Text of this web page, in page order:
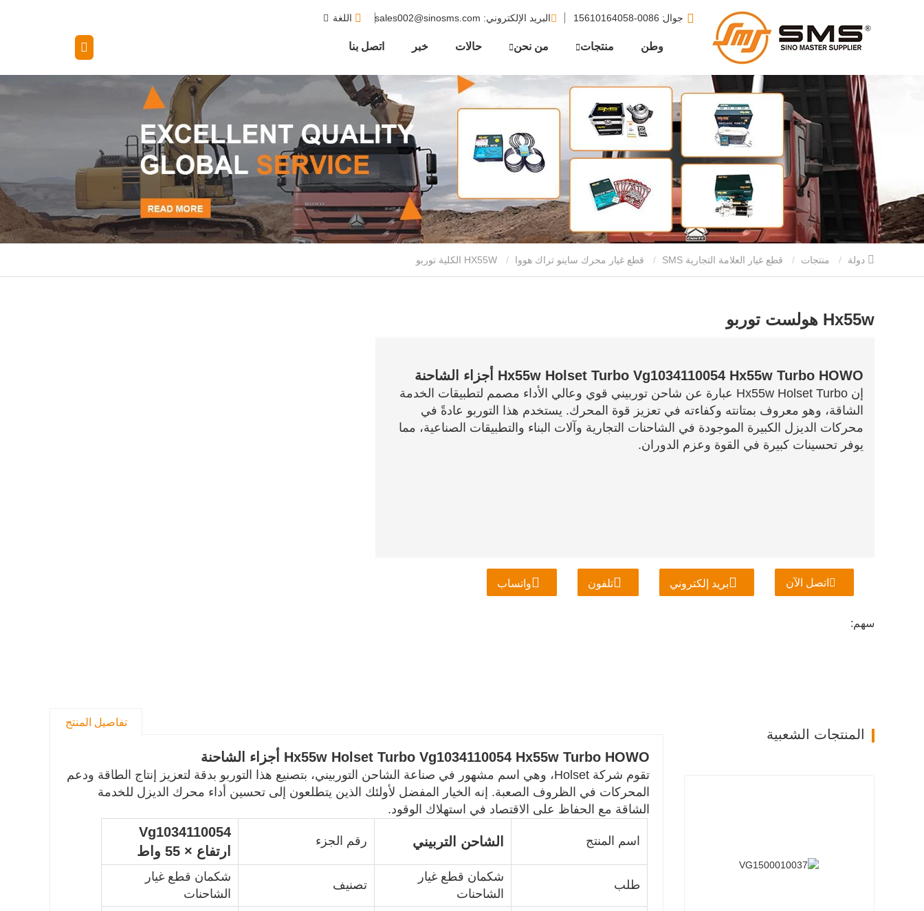
وطن منتجات من نحن حالات خبر اتصل بنا
جوال
: 0086-15610164058 البريد الإلكتروني: sales002@sinosms.com اللغة
منتجات قطع غيار العلامة التجارية SMS قطع غيار محرك ساينو تراك هووا
Hx55w هولست توربو
Hx55w Holset Turbo Vg1034110054 Hx55w Turbo HOWO أجزاء الشاحنة
إن Hx55w Holset Turbo عبارة عن شاحن توربيني قوي وعالي الأداء مصمم لتطبيقات الخدمة
الشاقة، وهو معروف بمتانته وكفاءته في تعزيز قوة المحرك. يستخدم هذا التوربو عادةً في
محركات الديزل الكبيرة الموجودة في الشاحنات التجارية وآلات البناء والتطبيقات الصناعية، مما
يوفر تحسينات كبيرة في القوة وعزم الدوران.
اتصل الآن بريد إلكتروني تلفون واتساب
سهم:
تفاصيل المنتج
Hx55w Holset Turbo Vg1034110054 Hx55w Turbo HOWO أجزاء الشاحنة
تقوم شركة Holset، وهي اسم مشهور في صناعة الشاحن التوربيني، بتصنيع هذا التوربو بدقة لتعزيز إنتاج الطاقة ودعم
المحركات في الظروف الصعبة. إنه الخيار المفضل لأولئك الذين يتطلعون إلى تحسين أداء محرك الديزل للخدمة
الشاقة مع الحفاظ على الاقتصاد في استهلاك الوقود.
اسم المنتج الشاحن التربيني رقم الجزء
Vg1034110054
ارتفاع × 55 واط
طلب
شكمان قطع غيار
الشاحنات
تصنيف
شكمان قطع غيار
الشاحنات
المنتجات الشعبية